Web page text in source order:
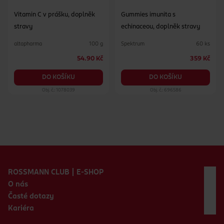
Vitamin C v prášku, doplněk
stravy
altapharma 100 g
54.90 Kč
DO KOŠÍKU
Obj. č.: 1078039
Gummies imunita s
echinaceou, doplněk stravy
Spektrum 60 ks
359 Kč
DO KOŠÍKU
Obj. č.: 696586
ROSSMANN CLUB | E-SHOP
O nás
Časté dotazy
Kariéra